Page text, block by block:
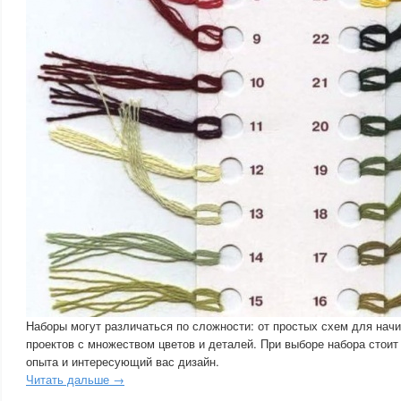
Наборы могут различаться по сложности: от простых схем для
проектов с множеством цветов и деталей. При выборе набора
опыта и интересующий вас дизайн.
Читать дальше →